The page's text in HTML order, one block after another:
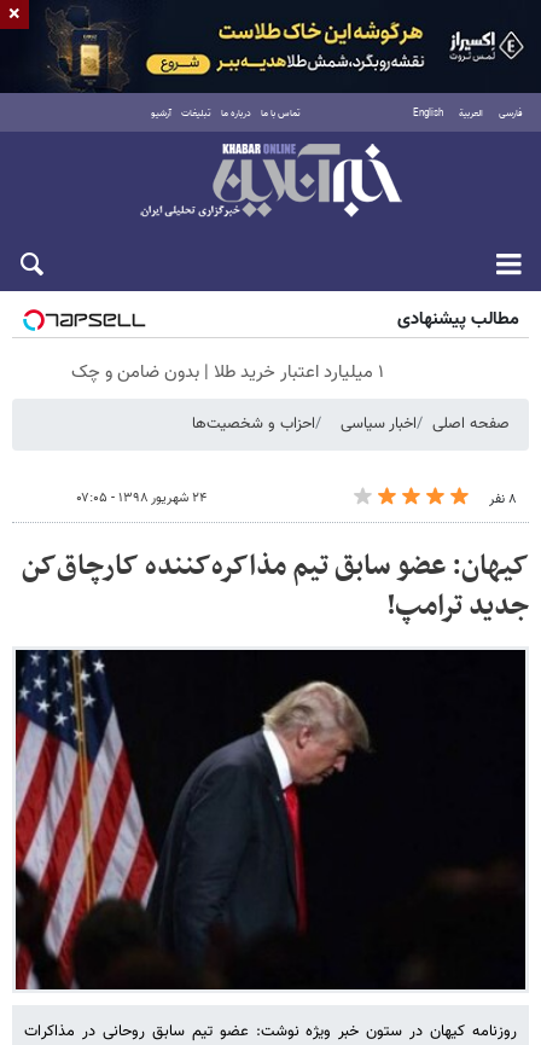
فارسی العربية English تماس با ما درباره ما تبلیغات آرشیو
جمعه ۱۶ مرداد ۱۴۰۵
مطالب پیشنهادی
۱ میلیارد اعتبار خرید طلا | بدون ضامن و چک
صفحه اصلی اخبار سیاسی احزاب و شخصیت‌ها
۸ نفر ۲۴ شهریور ۱۳۹۸ - ۰۷:۰۵
کیهان: عضو سابق تیم مذاکره‌کننده کارچاق‌کن
جدید ترامپ!
روزنامه کیهان در ستون خبر ویژه نوشت: عضو تیم سابق روحانی در مذاکرات
×